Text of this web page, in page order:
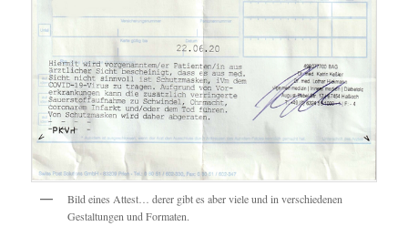
Bild eines Attest… derer gibt es aber viele und in verschiedenen
Gestaltungen und Formaten.